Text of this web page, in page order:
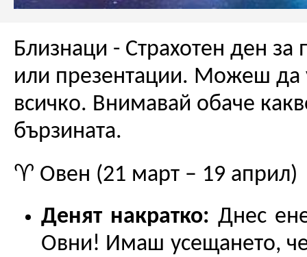
Близнаци - Страхотен ден за
или презентации. Можеш да
всичко. Внимавай обаче
бързината.
♈ Овен (21 март – 19 април)
Денят накратко: Днес
Овни! Имаш усещането,